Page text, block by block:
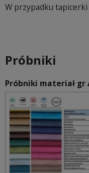
W przypadku
Próbniki
Próbniki materiał gr